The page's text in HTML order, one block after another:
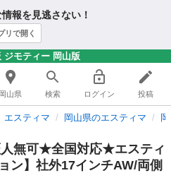
報を見逃さない！
リで開く
ジモティー 岡山版
岡山県 検索 ログイン 投稿
エスティマ 岡山県のエスティマ
人無可★全国対応★エスティ
ン】社外17インチAW/両側